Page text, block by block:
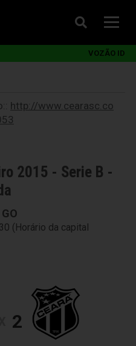
VOZÃO ID
http://www.cearasc.co
2015 - Serie B -
(Horário da capital
2